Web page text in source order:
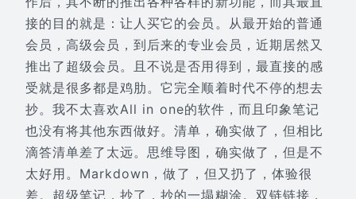
接的目的就是：让人买它的会员。从最开始的普通
会员，高级会员，到后来的专业会员，近期居然又
推出了超级会员。且不说是否用得到，最直接的感
受就是很多都是鸡肋。它完全顺着时代不停的想去
抄。我不太喜欢All in one的软件，而且印象笔记
也没有将其他东西做好。清单，确实做了，但相比
滴答清单差了太远。思维导图，确实做了，但是不
太好用。Markdown，做了，但又扔了，体验很
差。超级笔记，抄了，抄的一塌糊涂。双链链接，